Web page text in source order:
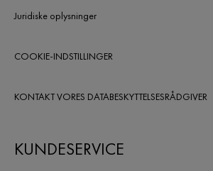
Juridiske oplysninger
COOKIE-INDSTILLINGER
KONTAKT VORES DATABESKYTTELSESRÅDGIVER
KUNDESERVICE